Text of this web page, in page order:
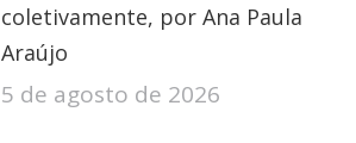
coletivamente, por Ana Paula
Araújo
5 de agosto de 2026